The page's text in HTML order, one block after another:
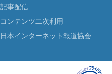
記事配信
コンテンツ二次利用
日本インターネット報道協会